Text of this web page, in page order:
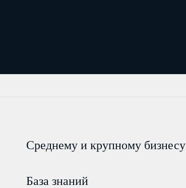
Среднему и крупному бизнесу
База знаний